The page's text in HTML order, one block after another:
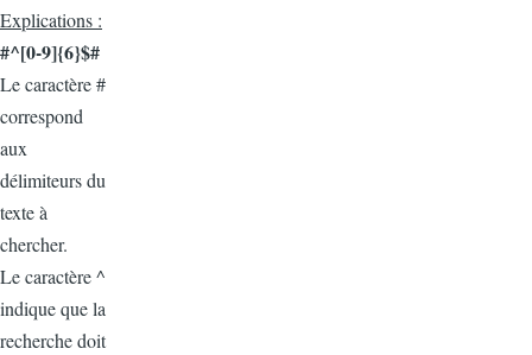
Explications :
#^[0-9]{6}$#
Le caractère #
correspond
aux
délimiteurs du
texte à
chercher.
Le caractère ^
indique que la
recherche doit